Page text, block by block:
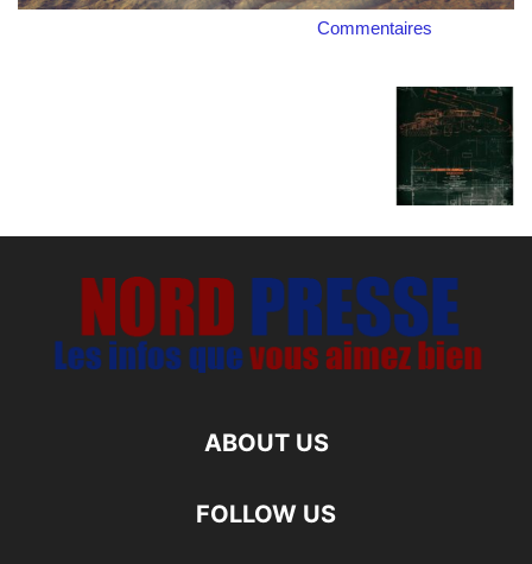
Commentaires
ABOUT US
FOLLOW US